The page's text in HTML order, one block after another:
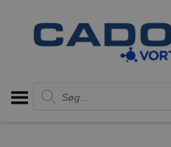
Products search